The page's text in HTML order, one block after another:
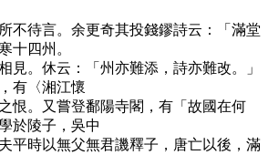
不待言。余更奇其投錢鏐詩云：「滿堂
十四州。
見。休云：「州亦難添，詩亦難改。」
有〈湘江懷
恨。又嘗登鄱陽寺閣，有「故國在何
於陵子，吳中
平時以無父無君譏釋子，唐亡以後，滿